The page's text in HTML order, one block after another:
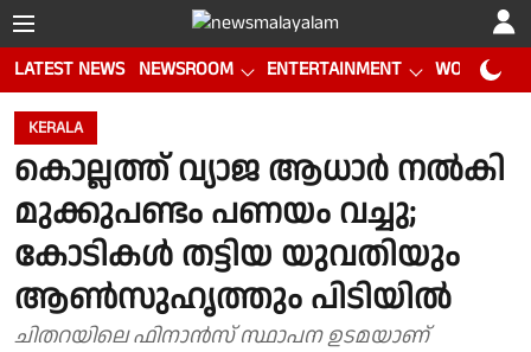
LATEST NEWS NEWSROOM ENTERTAINMENT WORLD CUP
KERALA
കൊല്ലത്ത് വ്യാജ ആധാര്‍ നൽകി
മുക്കുപണ്ടം പണയം വച്ചു;
കോടികള്‍ തട്ടിയ യുവതിയും
ആൺസുഹൃത്തും പിടിയില്‍
ചിതറയിലെ ഫിനാൻസ് സ്ഥാപന ഉടമയാണ്